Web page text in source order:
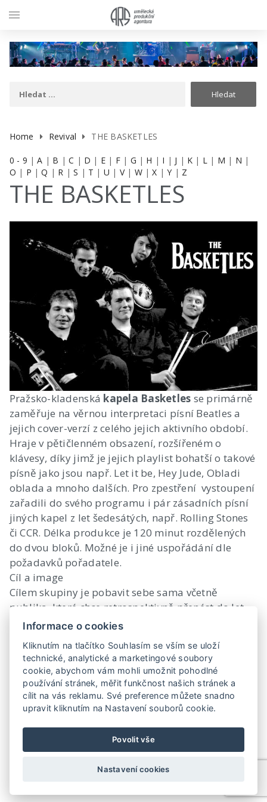
Home Revival THE BASKETLES
0 - 9 |A | B |C | D | E | F| G | H | I | J | K | L | M | N |
O | P |Q | R |S | T | U | V| W|X |Y | Z
THE BASKETLES
Pražsko-kladenská kapela Basketles se primárně
zaměřuje na věrnou interpretaci písní Beatles a
jejich cover-verzí z celého jejich aktivního období.
Hraje v pětičlenném obsazení, rozšířeném o
klávesy, díky jimž je jejich playlist bohatší o takové
písně jako jsou např. Let it be, Hey Jude, Obladi
oblada a mnoho dalších. Pro zpestření vystoupení
zařadili do svého programu i pár zásadních písní
jiných kapel z let šedesátých, např. Rolling Stones
či CCR. Délka produkce je 120 minut rozdělených
do dvou bloků. Možné je i jiné uspořádání dle
požadavků pořadatele.
Cíl a image
Cílem skupiny je pobavit sebe sama včetně
publika, které chce retrospektivně přenést do let
šedesátých při zachování své image. Nesnaží se o
pohybu, účesu či typu bot.
Typy akcí, na kterých vystupují :
Kluby, svatby, plesy, festivaly, tábory, firemní i
soukromé oslavy.
ARS - umělecká agentura2016. All rights reserved. Vytvořilo
menu
Informace o cookies
Kliknutím na tlačítko Souhlasím se vším se uloží
technické, analytické a marketingové soubory
cookie, abychom vám mohli umožnit pohodlné
používání stránek, měřit funkčnost našich stránek a
cílit na vás reklamu. Své preference můžete snadno
upravit kliknutím na Nastavení souborů cookie.
Povolit vše
Nastavení cookies